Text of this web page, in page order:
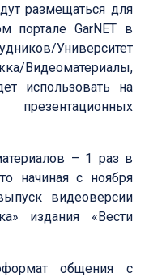
размещаться для
портале GarNET в
Университет
Видеоматериалы,
использовать на
– 1 раз в
начиная с ноября
видеоверсии
издания «Вести
общения с